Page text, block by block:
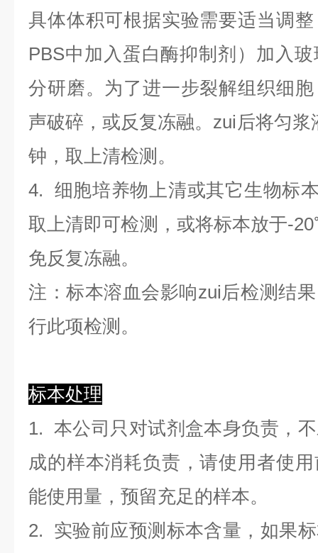
具体体积可根据实验需要适当调
PBS中加入蛋白酶抑制剂）加入
分研磨。为了进一步裂解组织细
声破碎，或反复冻融。zui后将匀浆
钟，取上清检测。
4. 细胞培养物上清或其它生物标
取上清即可检测，或将标本放于-
免反复冻融。
注：标本溶血会影响zui后检测结
行此项检测。
标本处理
1. 本公司只对试剂盒本身负责，
成的样本消耗负责，请使用者使
能使用量，预留充足的样本。
2. 实验前应预测标本含量，如果